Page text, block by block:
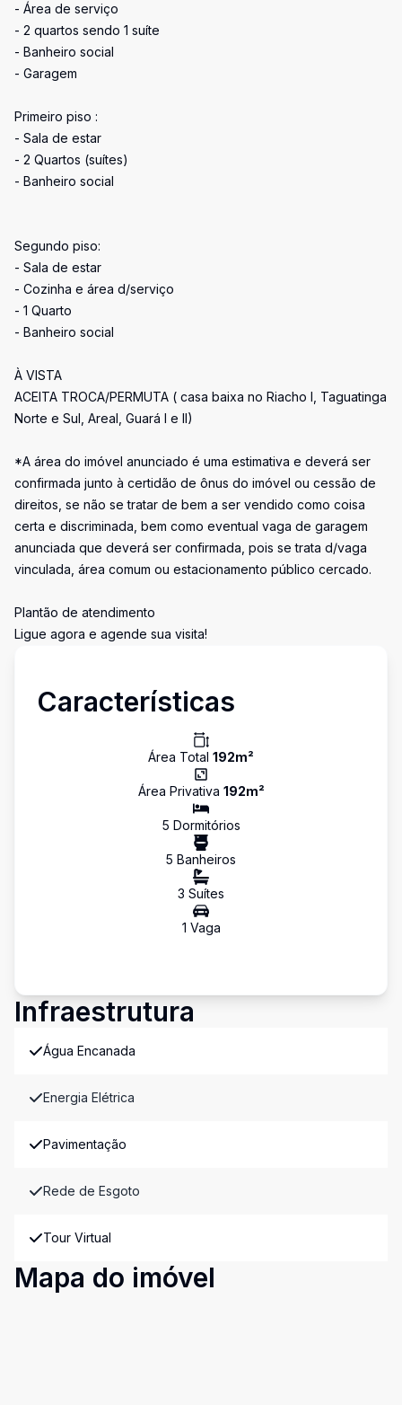
- Área de serviço
- 2 quartos sendo 1 suíte
- Banheiro social
- Garagem
Primeiro piso :
- Sala de estar
- 2 Quartos (suítes)
- Banheiro social
Segundo piso:
- Sala de estar
- Cozinha e área d/serviço
- 1 Quarto
- Banheiro social
À VISTA
ACEITA TROCA/PERMUTA ( casa baixa no Riacho I, Taguatinga
Norte e Sul, Areal, Guará I e II)
*A área do imóvel anunciado é uma estimativa e deverá ser
confirmada junto à certidão de ônus do imóvel ou cessão de
direitos, se não se tratar de bem a ser vendido como coisa
certa e discriminada, bem como eventual vaga de garagem
anunciada que deverá ser confirmada, pois se trata d/vaga
vinculada, área comum ou estacionamento público cercado.
Plantão de atendimento
Ligue agora e agende sua visita!
Características
Área Total 192m²
Área Privativa 192m²
5 Dormitórios
5 Banheiros
3 Suítes
1 Vaga
Infraestrutura
Água Encanada
Energia Elétrica
Pavimentação
Rede de Esgoto
Tour Virtual
Mapa do imóvel